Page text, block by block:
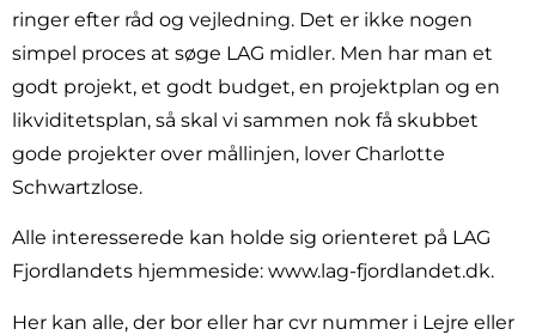
ringer efter råd og vejledning. Det er ikke nogen
simpel proces at søge LAG midler. Men har man et
godt projekt, et godt budget, en projektplan og en
likviditetsplan, så skal vi sammen nok få skubbet
gode projekter over mållinjen, lover Charlotte
Schwartzlose.
Alle interesserede kan holde sig orienteret på LAG
Fjordlandets hjemmeside: www.lag-fjordlandet.dk.
Her kan alle, der bor eller har cvr nummer i Lejre eller